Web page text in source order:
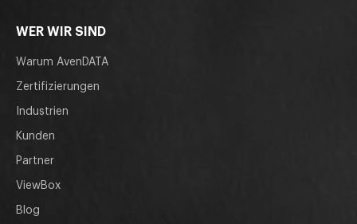
WER WIR SIND
Warum AvenDATA
Zertifizierungen
Industrien
Kunden
Partner
ViewBox
Blog